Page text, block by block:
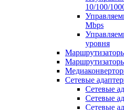
10/100/
Mbps
уровня
Сетевые
Сетевые
Сетевые
Сетевые